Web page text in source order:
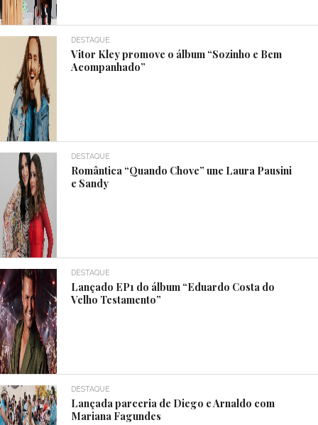
DESTAQUE
Vitor Kley promove o álbum “Sozinho e Bem
Acompanhado”
DESTAQUE
Romântica “Quando Chove” une Laura Pausini
e Sandy
DESTAQUE
Lançado EP1 do álbum “Eduardo Costa do
Velho Testamento”
DESTAQUE
Lançada parceria de Diego e Arnaldo com
Mariana Fagundes